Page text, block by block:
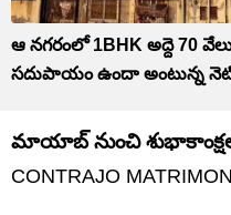
ఆ నగరంలో 1BHK అద్దె 70
సదుపాయం ఉందా అంటున్న
మాయాబ్ నుంచి
CONTRAJO